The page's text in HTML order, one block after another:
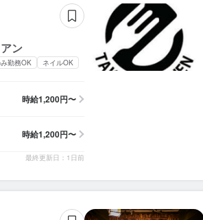
ン
勤務OK
ネイルOK
時給1,200円〜
時給1,200円〜
最終更新日：1日前